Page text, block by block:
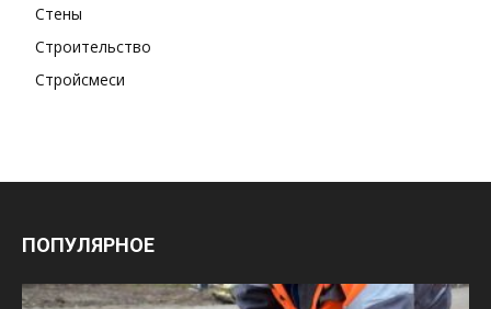
Стены
Строительство
Стройсмеси
ПОПУЛЯРНОЕ